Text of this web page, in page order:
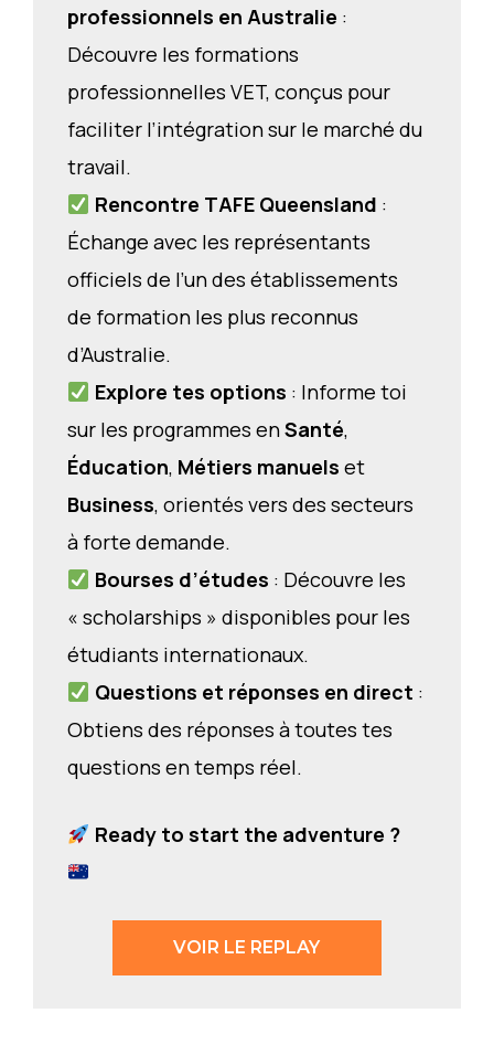
professionnels en Australie :
Découvre les formations
professionnelles VET, conçus pour
faciliter l’intégration sur le marché du
travail.
Rencontre TAFE Queensland :
Échange avec les représentants
officiels de l’un des établissements
de formation les plus reconnus
d’Australie.
Explore tes options : Informe toi
sur les programmes enSanté,
Éducation, Métiers manuels et
Business, orientés vers des secteurs
à forte demande.
Bourses d’études : Découvre les
« scholarships » disponibles pour les
étudiants internationaux.
Questions et réponses en direct :
Obtiens des réponses à toutes tes
questions en temps réel.
Ready to start the adventure ?
VOIR LE REPLAY